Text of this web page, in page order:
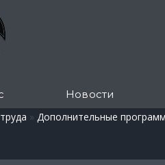
Новости
» Дополнительные